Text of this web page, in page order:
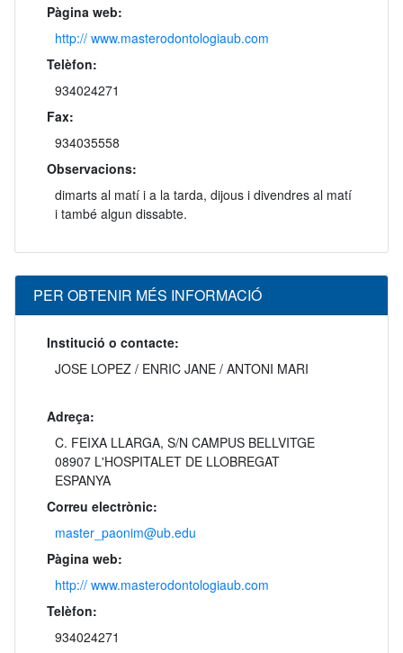
Pàgina web:
http:// www.masterodontologiaub.com
Telèfon:
934024271
Fax:
934035558
Observacions:
dimarts al matí i a la tarda, dijous i divendres al matí
i també algun dissabte.
PER OBTENIR MÉS INFORMACIÓ
Institució o contacte:
JOSE LOPEZ / ENRIC JANE / ANTONI MARI
Adreça:
C. FEIXA LLARGA, S/N CAMPUS BELLVITGE
08907 L'HOSPITALET DE LLOBREGAT
ESPANYA
Correu electrònic:
master_paonim@ub.edu
Pàgina web:
http:// www.masterodontologiaub.com
Telèfon:
934024271